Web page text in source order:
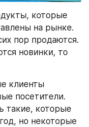
которые
на рынке.
пор продаются.
новинки, то
клиенты
посетители.
такие, которые
но некоторые